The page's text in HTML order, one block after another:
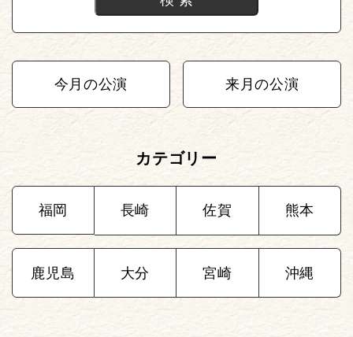
今月の公演 来月の公演
カテゴリー
福岡 長崎 佐賀 熊本
鹿児島 大分 宮崎 沖縄